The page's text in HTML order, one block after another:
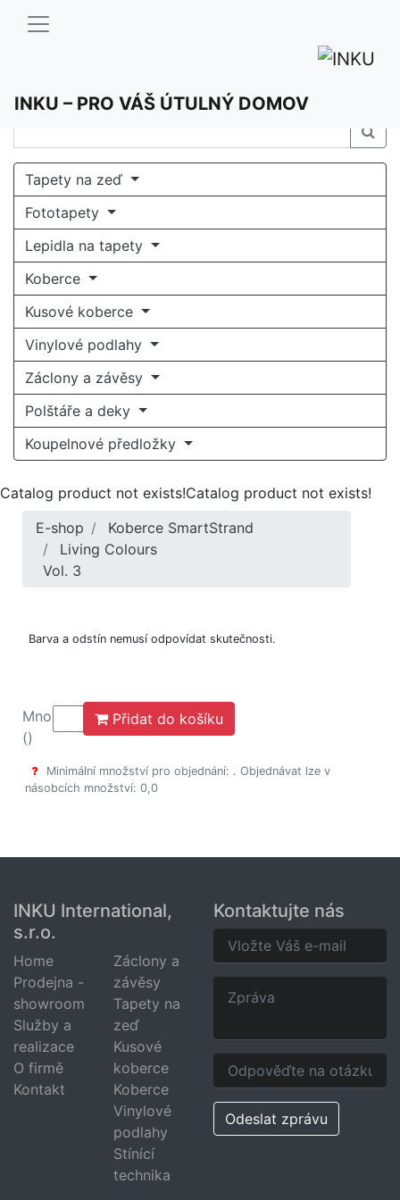
INKU – PRO VÁŠ ÚTULNÝ DOMOV
Tapety na zeď
Fototapety
Lepidla na tapety
Koberce
Kusové koberce
Vinylové podlahy
Záclony a závěsy
Polštáře a deky
Koupelnové předložky
Catalog product not exists!Catalog product not exists!
E-shop
Koberce SmartStrand
Living Colours
Vol. 3
Barva a odstín nemusí odpovídat skutečnosti.
Množství
()
Přidat do košíku
Minimální množství pro objednání: . Objednávat lze v
násobcích množství: 0,0
INKU International,
s.r.o.
Home
Prodejna -
showroom
Služby a
realizace
O firmě
Kontakt
Záclony a
závěsy
Tapety na
zeď
Kusové
koberce
Koberce
Vinylové
podlahy
Stínící
technika
Kontaktujte nás
Odeslat zprávu